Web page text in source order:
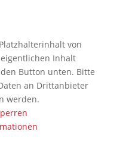
von
Inhalt
Button unten. Bitte
an Drittanbieter
werden.